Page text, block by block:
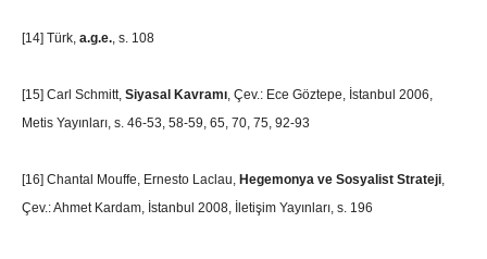
[14] Türk, a.g.e., s. 108
[15] Carl Schmitt, Siyasal Kavramı, Çev.: Ece Göztepe, İstanbul 2006,
Metis Yayınları, s. 46-53, 58-59, 65, 70, 75, 92-93
[16] Chantal Mouffe, Ernesto Laclau, Hegemonya ve Sosyalist Strateji,
Çev.: Ahmet Kardam, İstanbul 2008, İletişim Yayınları, s. 196